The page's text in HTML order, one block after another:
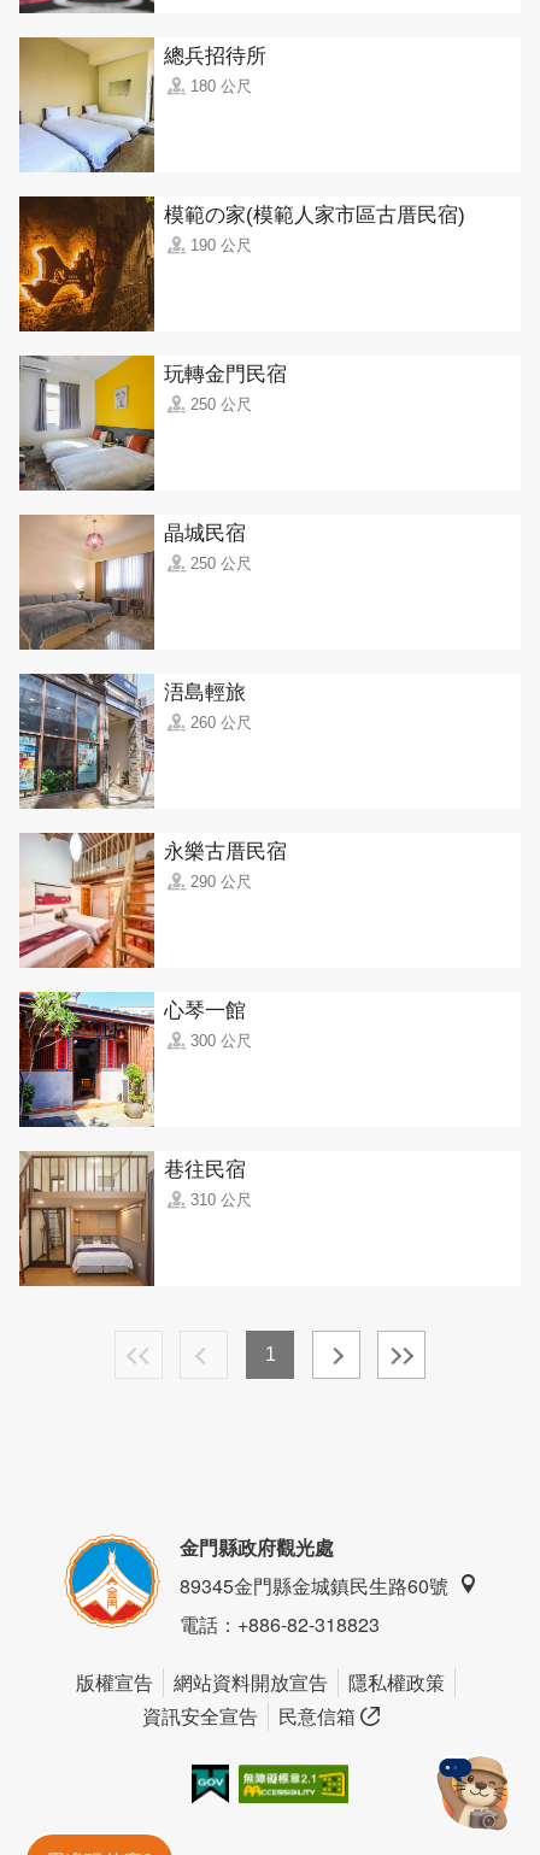
總兵招待所
180 公尺
模範の家(模範人家市區古厝民宿)
190 公尺
玩轉金門民宿
250 公尺
晶城民宿
250 公尺
浯島輕旅
260 公尺
永樂古厝民宿
290 公尺
心琴一館
300 公尺
巷往民宿
310 公尺
1
金門縣政府觀光處
89345金門縣金城鎮民生路60號
電話：+886-82-318823
版權宣告 網站資料開放宣告
隱私權政策
資訊安全宣告
民意信箱